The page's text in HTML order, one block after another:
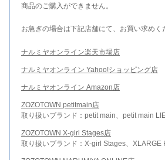
商品のご購入ができません。
お急ぎの場合は下記店舗にて、お買い求めく
ナルミヤオンライン楽天市場店
ナルミヤオンライン Yahoo!ショッピング店
ナルミヤオンライン Amazon店
ZOZOTOWN petitmain店
取り扱いブランド：petit main、petit main
ZOZOTOWN X-girl Stages店
取り扱いブランド：X-girl Stages、XLARGE